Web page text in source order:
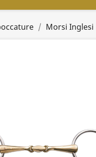
Morsi Inglesi